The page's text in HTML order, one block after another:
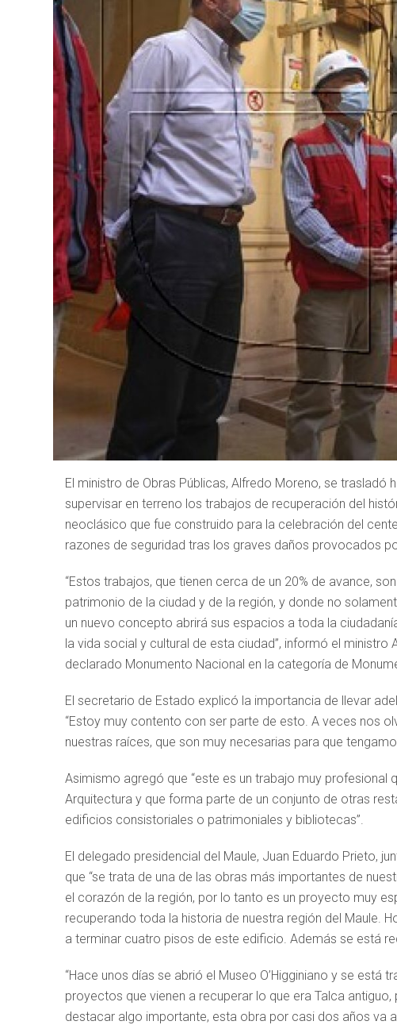
El ministro de Obras Públicas, Alfredo Moreno, se trasladó
supervisar en terreno los trabajos de recuperación del
neoclásico que fue construido para la celebración del
razones de seguridad tras los graves daños provocados
“Estos trabajos, que tienen cerca de un 20% de avance,
patrimonio de la ciudad y de la región, y donde no
un nuevo concepto abrirá sus espacios a toda la
la vida social y cultural de esta ciudad”, informó el
declarado Monumento Nacional en la categoría de
El secretario de Estado explicó la importancia de llevar
“Estoy muy contento con ser parte de esto. A veces nos
nuestras raíces, que son muy necesarias para que
Asimismo agregó que “este es un trabajo muy
Arquitectura y que forma parte de un conjunto de otras
edificios consistoriales o patrimoniales y bibliotecas”.
El delegado presidencial del Maule, Juan Eduardo Prieto,
que “se trata de una de las obras más importantes de
el corazón de la región, por lo tanto es un proyecto muy
recuperando toda la historia de nuestra región del Maule.
a terminar cuatro pisos de este edificio. Además se está
“Hace unos días se abrió el Museo O’Higginiano y se
proyectos que vienen a recuperar lo que era Talca
destacar algo importante, esta obra por casi dos años va